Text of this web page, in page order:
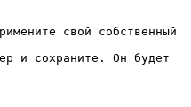
свой собственный
и сохраните. Он будет